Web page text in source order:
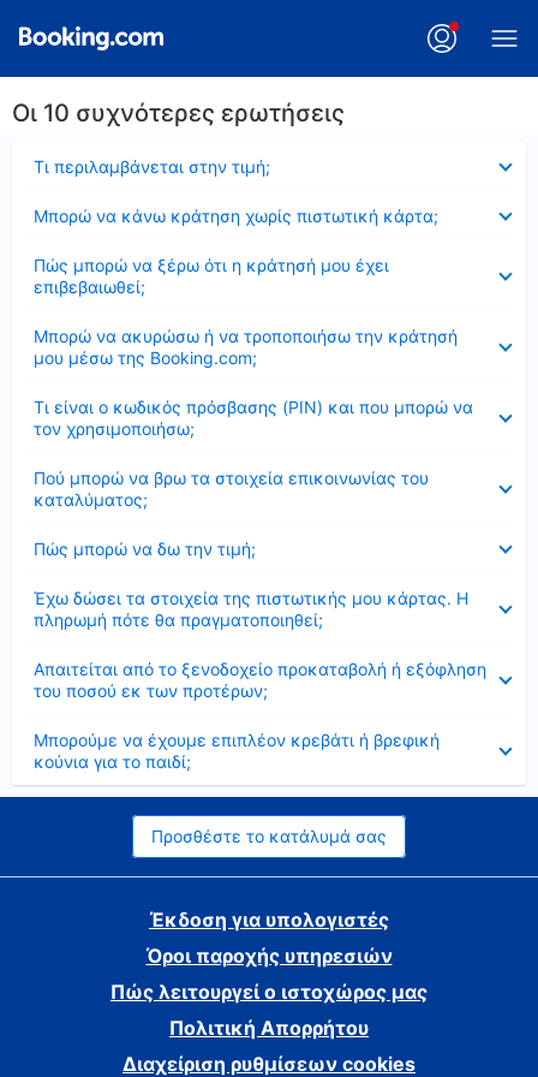
Οι 10 συχνότερες ερωτήσεις
Τι περιλαμβάνεται στην τιμή;
Μπορώ να κάνω κράτηση χωρίς πιστωτική κάρτα;
Πώς μπορώ να ξέρω ότι η κράτησή μου έχει
επιβεβαιωθεί;
Μπορώ να ακυρώσω ή να τροποποιήσω την κράτησή
μου μέσω της Booking.com;
Τι είναι ο κωδικός πρόσβασης (PIN) και που μπορώ να
τον χρησιμοποιήσω;
Πού μπορώ να βρω τα στοιχεία επικοινωνίας του
καταλύματος;
Πώς μπορώ να δω την τιμή;
Έχω δώσει τα στοιχεία της πιστωτικής μου κάρτας. Η
πληρωμή πότε θα πραγματοποιηθεί;
Απαιτείται από το ξενοδοχείο προκαταβολή ή εξόφληση
του ποσού εκ των προτέρων;
Μπορούμε να έχουμε επιπλέον κρεβάτι ή βρεφική
κούνια για το παιδί;
Προσθέστε το κατάλυμά σας
Έκδοση για υπολογιστές
Όροι παροχής υπηρεσιών
Πώς λειτουργεί ο ιστοχώρος μας
Πολιτική Απορρήτου
Διαχείριση ρυθμίσεων cookies